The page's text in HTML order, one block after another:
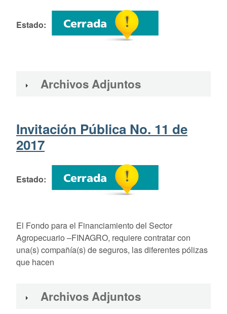
Estado
Archivos Adjuntos
Invitación Pública No. 11 de
2017
Estado
El Fondo para el Financiamiento del Sector
Agropecuario –FINAGRO, requiere contratar con
una(s) compañía(s) de seguros, las diferentes pólizas
que hacen
Archivos Adjuntos